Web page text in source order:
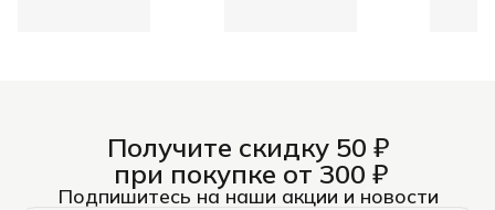
Получите скидку 50 ₽
при покупке от 300 ₽
Подпишитесь на наши акции и новости